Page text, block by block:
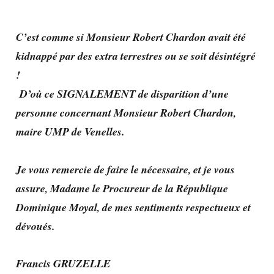
C’est comme si Monsieur Robert Chardon avait été
kidnappé par des extra terrestres ou se soit désintégré
!
D’où ce SIGNALEMENT de disparition d’une
personne concernant Monsieur Robert Chardon,
maire UMP de Venelles.
Je vous remercie de faire le nécessaire, et je vous
assure, Madame le Procureur de la République
Dominique Moyal, de mes sentiments respectueux et
dévoués.
Francis GRUZELLE